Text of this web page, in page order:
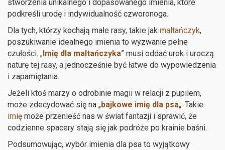
stworzenia unikalnego i dopasowanego imienia, które
podkreśli urodę i indywidualność czworonoga.
Dla tych, którzy kochają małe rasy, takie jak maltańczyk,
poszukiwanie idealnego imienia to wyzwanie pełne
czułości. „Imię dla maltańczyka” musi oddać urok i uroczą
naturę tej rasy, a jednocześnie być łatwe do wypowiedzenia
i zapamiętania.
Jeżeli ktoś marzy o odrobinie magii w relacji z pupilem,
może zdecydować się na „bajkowe imię dla psa„. Takie
imię może przenieść nas w świat fantazji i sprawić, że
codzienne spacery stają się jak podróże po krainie baśni.
Podsumowując, wybór imienia dla psa to wyjątkowy